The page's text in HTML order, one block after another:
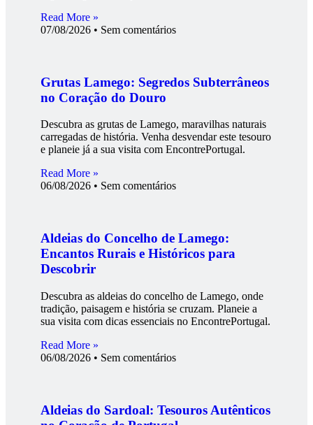
Read More »
07/08/2026
Sem comentários
Grutas Lamego: Segredos Subterrâneos
no Coração do Douro
Descubra as grutas de Lamego, maravilhas naturais
carregadas de história. Venha desvendar este tesouro
e planeie já a sua visita com EncontrePortugal.
Read More »
06/08/2026
Sem comentários
Aldeias do Concelho de Lamego:
Encantos Rurais e Históricos para
Descobrir
Descubra as aldeias do concelho de Lamego, onde
tradição, paisagem e história se cruzam. Planeie a
sua visita com dicas essenciais no EncontrePortugal.
Read More »
06/08/2026
Sem comentários
Aldeias do Sardoal: Tesouros Autênticos